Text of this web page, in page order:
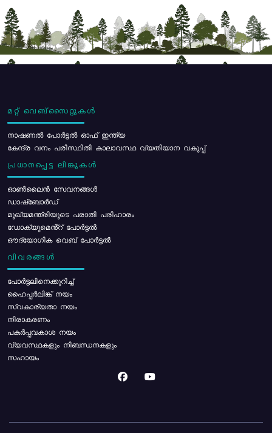
മറ്റ് വെബ്സൈറ്റുകൾ
നാഷണൽ പോർട്ടൽ ഓഫ് ഇന്ത്യ
കേന്ദ്ര വനം പരിസ്ഥിതി കാലാവസ്ഥ വ്യതിയാന വകുപ്പ്
പ്രധാനപ്പെട്ട ലിങ്കുകൾ
ഓൺലൈൻ സേവനങ്ങൾ
ഡാഷ്ബോർഡ്
മുഖ്യമന്ത്രിയുടെ പരാതി പരിഹാരം
ഡോക്യുമെൻ്റ് പോർട്ടൽ
ഔദ്യോഗിക വെബ് പോർട്ടൽ
വിവരങ്ങൾ
പോര്‍ട്ടലിനെക്കുറിച്ച്
ഹൈപ്പർലിങ്ക് നയം
സ്വകാര്യതാ നയം
നിരാകരണം
പകർപ്പവകാശ നയം
വ്യവസ്ഥകളും നിബന്ധനകളും
സഹായം